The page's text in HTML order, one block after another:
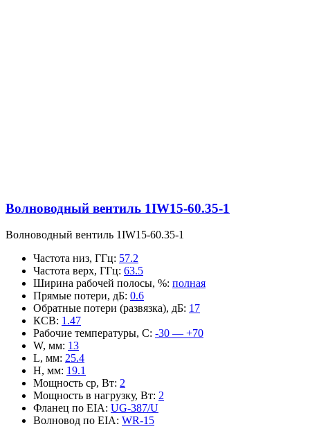
Волноводный вентиль 1IW15-60.35-1
Волноводный вентиль 1IW15-60.35-1
Частота низ, ГГц: 57.2
Частота верх, ГГц: 63.5
Ширина рабочей полосы, %: полная
Прямые потери, дБ: 0.6
Обратные потери (развязка), дБ: 17
КСВ: 1.47
Рабочие температуры, С: -30 — +70
W, мм: 13
L, мм: 25.4
H, мм: 19.1
Мощность ср, Вт: 2
Мощность в нагрузку, Вт: 2
Фланец по EIA: UG-387/U
Волновод по EIA: WR-15